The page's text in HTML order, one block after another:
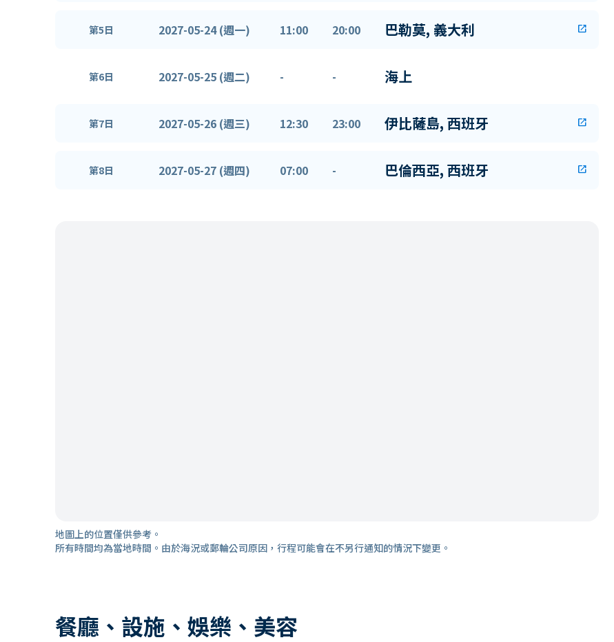
第5日 2027-05-24 (週一) 11:00 20:00 巴勒莫, 義大利 open_in_new
第6日 2027-05-25 (週二) - - 海上
第7日 2027-05-26 (週三) 12:30 23:00 伊比薩島, 西班牙 open_in_new
第8日 2027-05-27 (週四) 07:00 - 巴倫西亞, 西班牙 open_in_new
地圖上的位置僅供參考。
所有時間均為當地時間。由於海況或郵輪公司原因，行程可能會在不另行通知的情況下變更。
餐廳、設施、娛樂、美容